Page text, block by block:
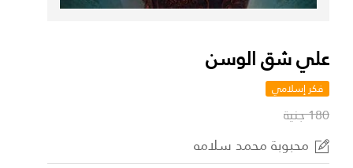
علي شق الوسن
فكر إسلامي
180 جنية
محبوبة محمد سلامه